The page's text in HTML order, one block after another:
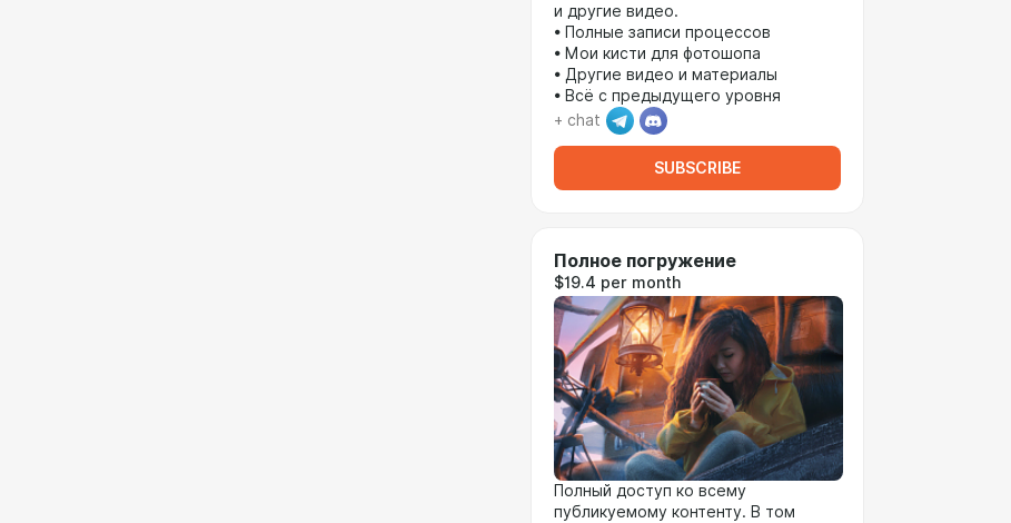
и другие видео.
• Полные записи процессов
• Мои кисти для фотошопа
• Другие видео и материалы
• Всё с предыдущего уровня
+ chat
SUBSCRIBE
Полное погружение
$19.4 per month
Полный доступ ко всему
публикуемому контенту. В том